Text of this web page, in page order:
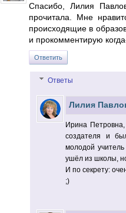
Спасибо, Лилия
прочитала. Мне
происходящие в
и прокомментирую
Ответить
Ответы
Лилия
Ирина
создателя и
молодой
ушёл из школы,
И по секрету:
;)